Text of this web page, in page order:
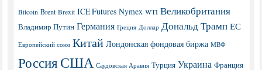
Bitcoin Brent Brexit ICE Futures Nymex WTI Великобритания
Владимир Путин Германия Греция Доллар Дональд Трамп ЕС
Европейский союз Китай Лондонская фондовая биржа МВФ
РоссияСША Саудовская Аравия Турция Украина Франция